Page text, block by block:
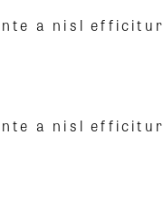
a nisl efficitur
a nisl efficitur